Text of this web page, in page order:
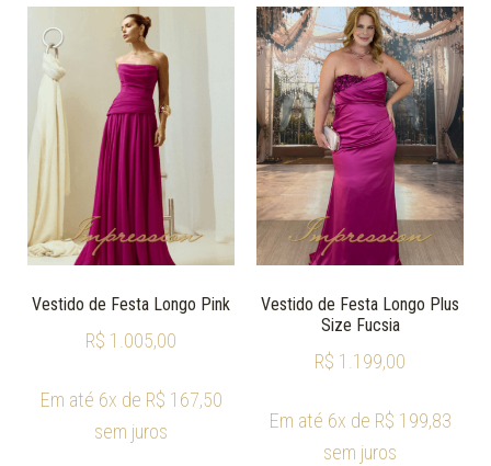
Vestido de Festa Longo Pink
R$ 1.005,00
Em até 6x de R$ 167,50
sem juros
Vestido de Festa Longo Plus
Size Fucsia
R$ 1.199,00
Em até 6x de R$ 199,83
sem juros